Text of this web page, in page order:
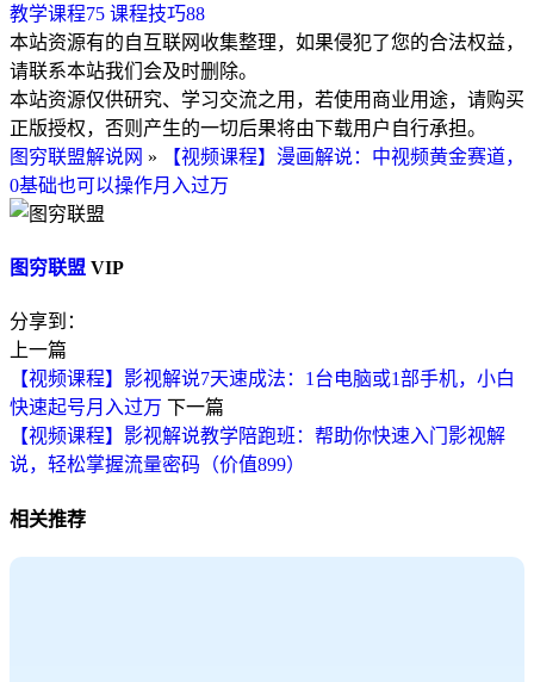
教学课程75 课程技巧88
本站资源有的自互联网收集整理，如果侵犯了您的合法权益，
请联系本站我们会及时删除。
本站资源仅供研究、学习交流之用，若使用商业用途，请购买
正版授权，否则产生的一切后果将由下载用户自行承担。
图穷联盟解说网 »
【视频课程】漫画解说：中视频黄金赛道，
0基础也可以操作月入过万
图穷联盟 VIP
分享到：
上一篇
【视频课程】影视解说7天速成法：1台电脑或1部手机，小白
快速起号月入过万 下一篇
【视频课程】影视解说教学陪跑班：帮助你快速入门影视解
说，轻松掌握流量密码（价值899）
相关推荐